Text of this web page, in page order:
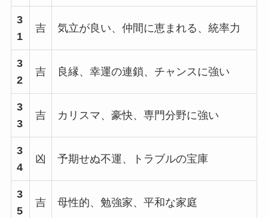
3
1
吉 気立が良い、仲間に恵まれる、統率力
3
2
吉 良縁、幸運の連鎖、チャンスに強い
3
3
吉 カリスマ、豪快、専門分野に強い
3
4
凶 予期せぬ不運、トラブルの宝庫
3
5
吉 母性的、勉強家、平和な家庭